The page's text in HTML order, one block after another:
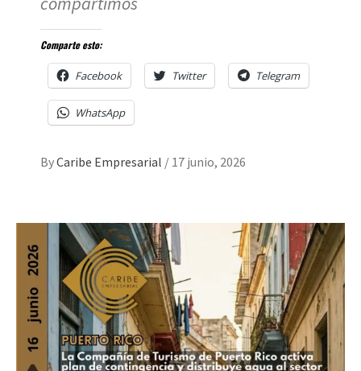
Comparte esto:
Facebook Twitter Telegram
WhatsApp
ByCaribe Empresarial / 17 junio, 2026